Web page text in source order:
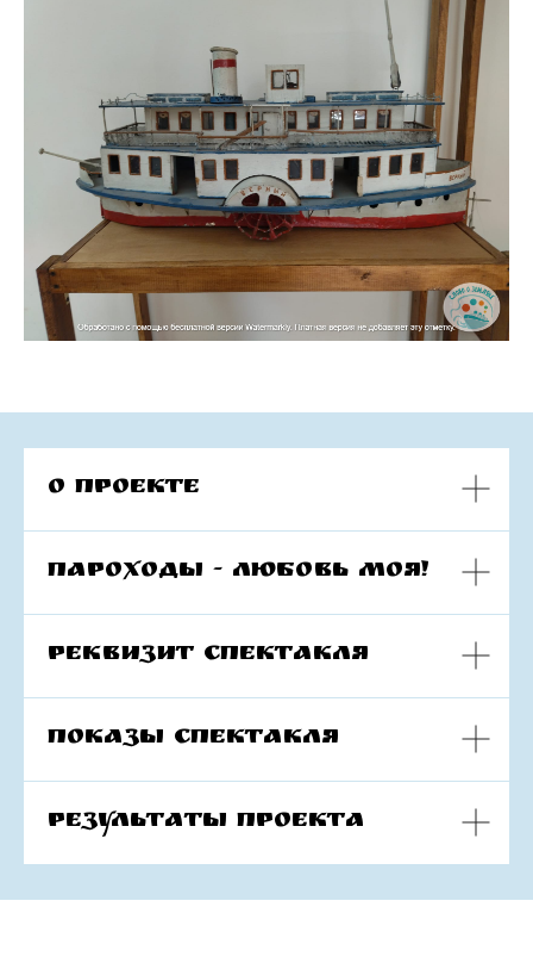
О проекте
Пароходы - любовь моя!
Реквизит спектакля
Показы спектакля
Результаты проекта